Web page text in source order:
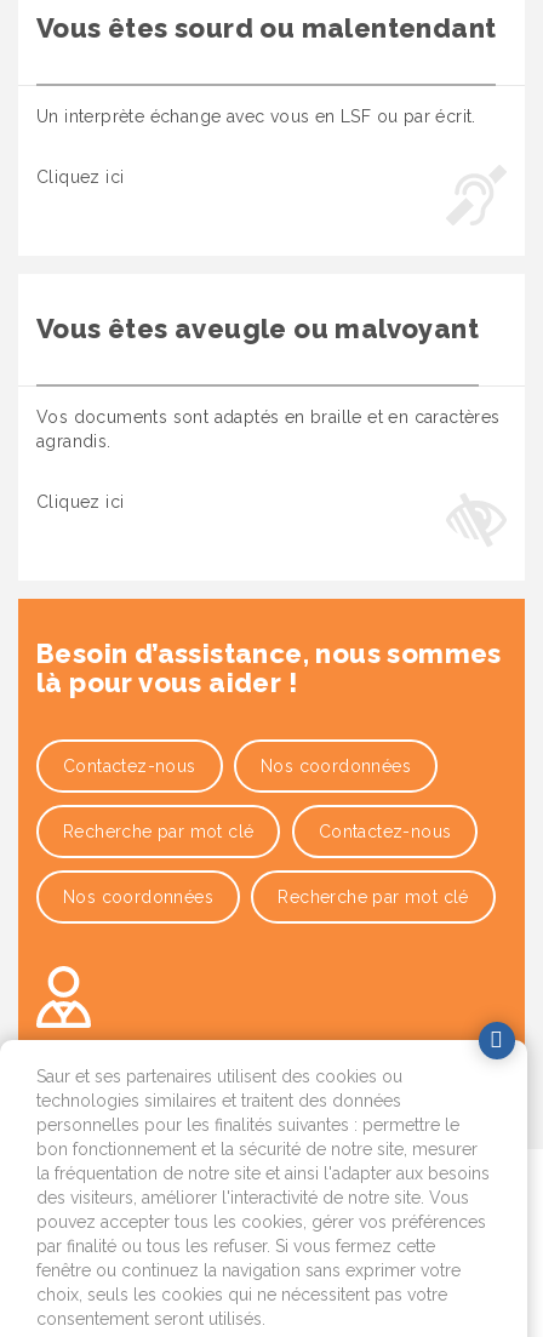
Vous êtes sourd ou malentendant
Un interprète échange avec vous en LSF ou par écrit.
Cliquez ici
Vous êtes aveugle ou malvoyant
Vos documents sont adaptés en braille et en caractères
agrandis.
Cliquez ici
Besoin d’assistance, nous sommes
là pour vous aider !
Contactez-nous Nos coordonnées
Recherche par mot clé Contactez-nous
Nos coordonnées Recherche par mot clé
OK
Je déménage
J'emménage ou je fais
construire
Saur et ses partenaires utilisent des cookies ou
technologies similaires et traitent des données
personnelles pour les finalités suivantes : permettre le
bon fonctionnement et la sécurité de notre site, mesurer
la fréquentation de notre site et ainsi l'adapter aux besoins
des visiteurs, améliorer l'interactivité de notre site. Vous
pouvez accepter tous les cookies, gérer vos préférences
par finalité ou tous les refuser. Si vous fermez cette
fenêtre ou continuez la navigation sans exprimer votre
choix, seuls les cookies qui ne nécessitent pas votre
consentement seront utilisés.